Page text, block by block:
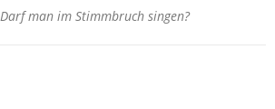
Darf man im Stimmbruch singen?